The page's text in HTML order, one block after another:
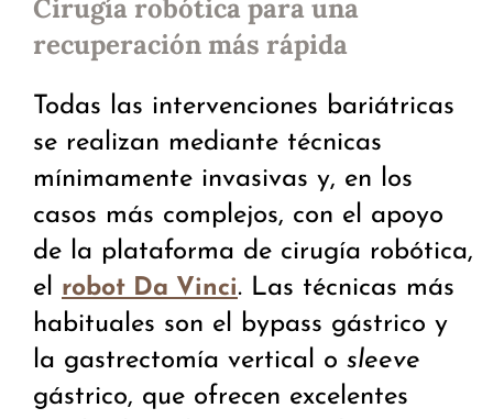
Cirugía robótica para una
recuperación más rápida
Todas las intervenciones bariátricas
se realizan mediante técnicas
mínimamente invasivas y, en los
casos más complejos, con el apoyo
de la plataforma de cirugía robótica,
el robot Da Vinci. Las técnicas más
habituales son el bypass gástrico y
la gastrectomía vertical o sleeve
gástrico, que ofrecen excelentes